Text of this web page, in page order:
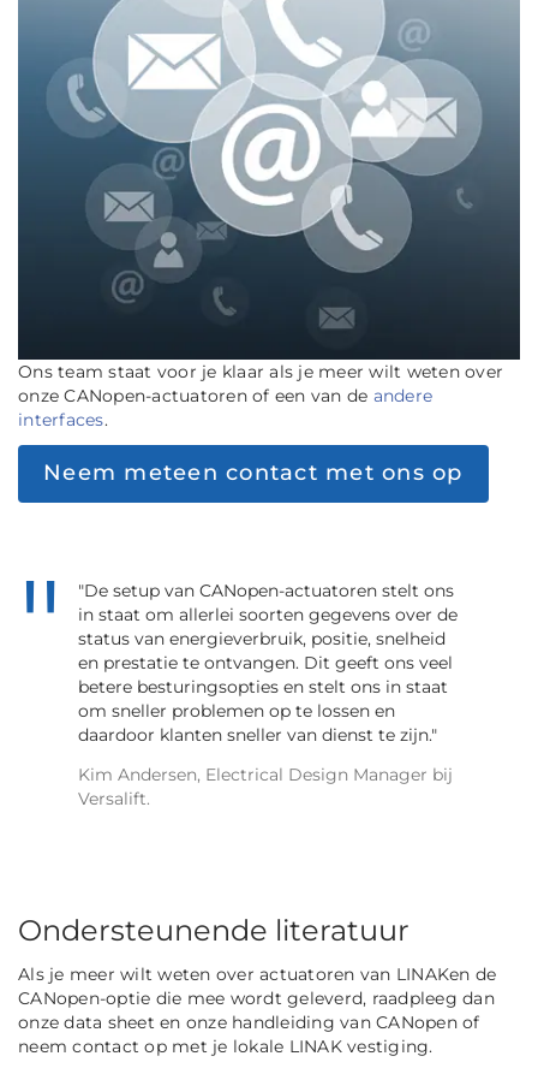
Ons team staat voor je klaar als je meer wilt weten over
onze CANopen-actuatoren of een van de andere
interfaces.
Neem meteen contact met ons op
"De setup van CANopen-actuatoren stelt ons
in staat om allerlei soorten gegevens over de
status van energieverbruik, positie, snelheid
en prestatie te ontvangen. Dit geeft ons veel
betere besturingsopties en stelt ons in staat
om sneller problemen op te lossen en
daardoor klanten sneller van dienst te zijn."
Kim Andersen, Electrical Design Manager bij
Versalift.
Ondersteunende literatuur
Als je meer wilt weten over actuatoren van LINAKen de
CANopen-optie die mee wordt geleverd, raadpleeg dan
onze data sheet en onze handleiding van CANopen of
neem contact op met je lokale LINAK vestiging.